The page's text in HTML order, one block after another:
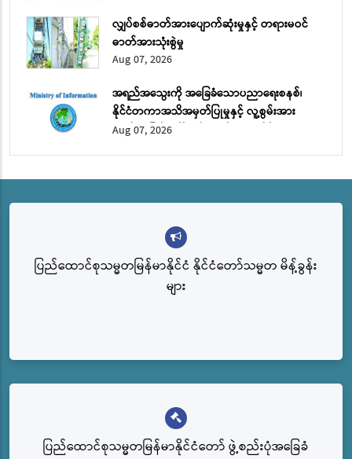
လျှပ်စစ်ဓာတ်အားပျောက်ဆုံးမှုနှင့် တရားမဝင်
ဓာတ်အားသုံးစွဲမှု
Aug 07, 2026
အရည်အသွေးကို အခြေခံသောပညာရေးစနစ်၊
နိုင်ငံတကာအသိအမှတ်ပြုမှုနှင့် လူ့စွမ်းအား
အရင်းအမြစ် ဖွံ့ဖြိုးတိုးတက်ရေး အပိုင်း (၂)
Aug 07, 2026
ပြည်ထောင်စုသမ္မတမြန်မာနိုင်ငံ နိုင်ငံတော်သမ္မတ မိန့်ခွန်း
များ
ပြည်‌ထောင်စုသမ္မတမြန်မာနိုင်ငံတော် ဖွဲ့စည်းပုံအခြေခံ